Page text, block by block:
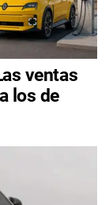
ventas
los de